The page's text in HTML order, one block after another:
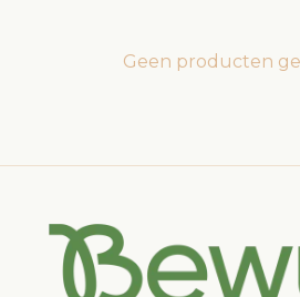
Geen producten